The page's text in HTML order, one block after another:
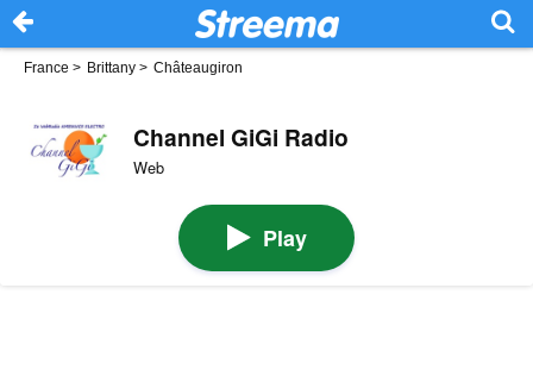
France > Brittany > Châteaugiron
Channel GiGi Radio
Web
Play